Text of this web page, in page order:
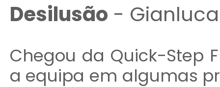
Desilusão -
Chegou da Quick-Step
a equipa em algumas